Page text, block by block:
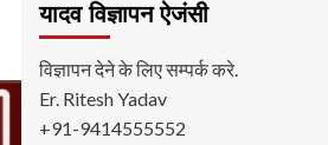
यादव विज्ञापन ऐजंसी
विज्ञापन देने के लिए सम्पर्क करे.
Er. Ritesh Yadav
+91-9414555552